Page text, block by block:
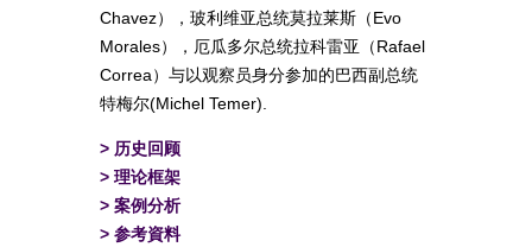
Chavez），玻利维亚总统莫拉莱斯（Evo
Morales），厄瓜多尔总统拉科雷亚（Rafael
Correa）与以观察员身分参加的巴西副总统
特梅尔(Michel Temer).
> 历史回顾
> 理论框架
> 案例分析
> 参考資料